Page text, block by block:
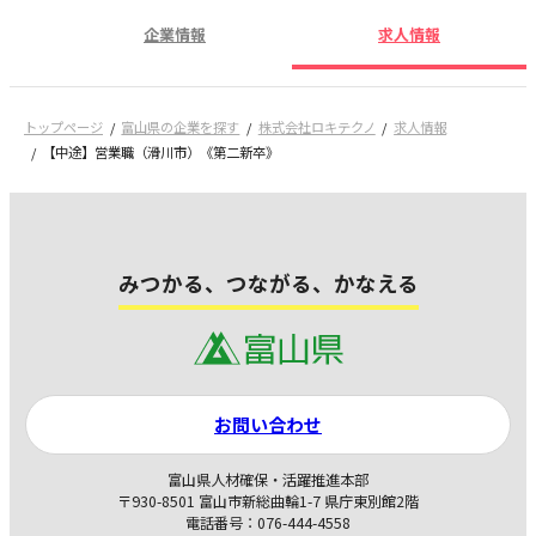
企業情報 求人情報
トップページ 富山県の企業を探す 株式会社ロキテクノ
求人情報
【中途】営業職（滑川市）《第二新卒》
みつかる、つながる、かなえる
富山県人材確保・活躍推進本部
〒930-8501 富山市新総曲輪1-7 県庁東別館2階
電話番号：076-444-4558
お問い合わせ